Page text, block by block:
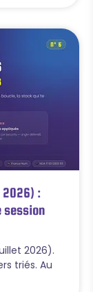
2026) :
session
2026).
triés. Au